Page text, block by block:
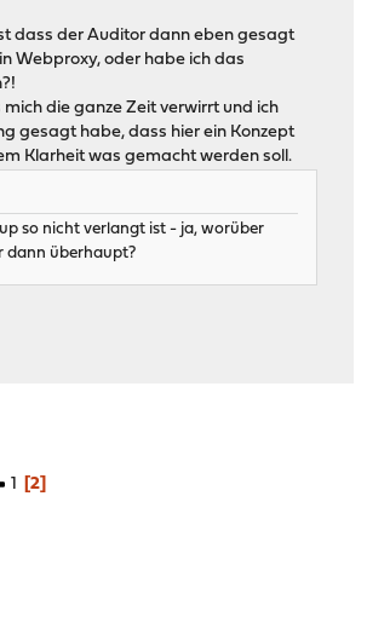
dass der Auditor dann eben gesagt
Webproxy, oder habe ich das
die ganze Zeit verwirrt und ich
gesagt habe, dass hier ein Konzept
Klarheit was gemacht werden soll.
so nicht verlangt ist - ja, worüber
dann überhaupt?
1 2